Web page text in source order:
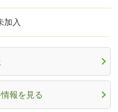
加入
報を見る